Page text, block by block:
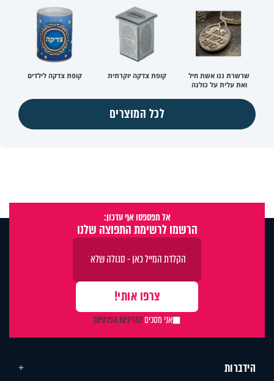
שרשרת ננו אשת חיל
ואת עלית על כולנה
קופת צדקה יוקרתית קופת צדקה לילדים
לכל המוצרים
אל תפספסו אף עדכון:
הרשמו לרשימת התפוצה שלנו
אני מסכיםלמדיניות הפרטיות
הידברות